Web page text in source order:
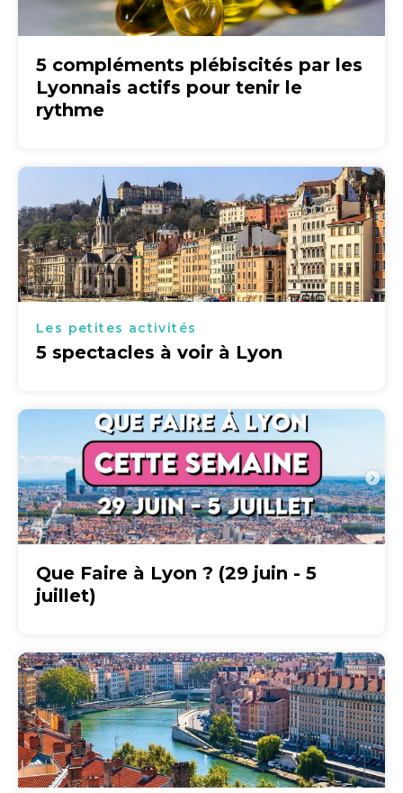
5 compléments plébiscités par les
Lyonnais actifs pour tenir le
rythme
Les petites activités
5 spectacles à voir à Lyon
Que Faire à Lyon ? (29 juin - 5
juillet)